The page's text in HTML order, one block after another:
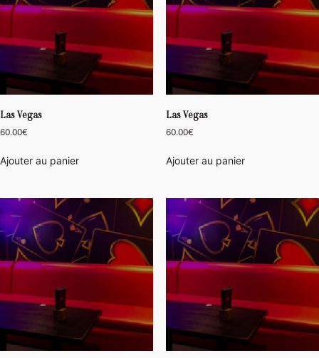
Las Vegas
60.00€
Ajouter au panier
Las Vegas
60.00€
Ajouter au panier